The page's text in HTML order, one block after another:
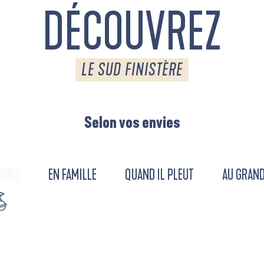
DÉCOUVREZ
LE SUD FINISTÈRE
Selon vos envies
EN FAMILLE QUAND IL PLEUT AU